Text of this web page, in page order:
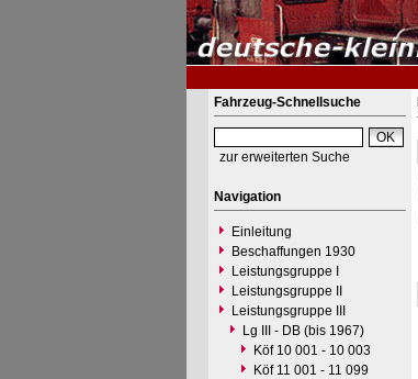
Fahrzeug-Schnellsuche
zur erweiterten Suche
Navigation
Einleitung
Beschaffungen 1930
Leistungsgruppe I
Leistungsgruppe II
Leistungsgruppe III
Lg III - DB (bis 1967)
Köf 10 001 - 10 003
Köf 11 001 - 11 099